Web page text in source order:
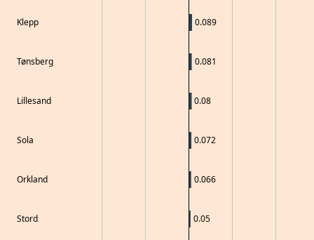
Klepp
Tønsberg
Lillesand
Sola
Orkland
Stord
0.089
0.081
0.08
0.072
0.066
0.05